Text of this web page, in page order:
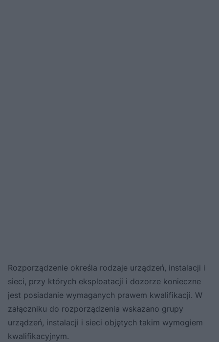
Rozporządzenie określa rodzaje urządzeń, instalacji i
sieci, przy których eksploatacji i dozorze konieczne
jest posiadanie wymaganych prawem kwalifikacji. W
załączniku do rozporządzenia wskazano grupy
urządzeń, instalacji i sieci objętych takim wymogiem
kwalifikacyjnym.